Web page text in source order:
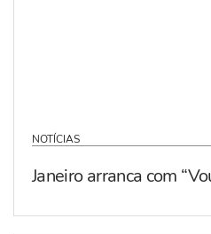
NOTÍCIAS
Janeiro arranca com